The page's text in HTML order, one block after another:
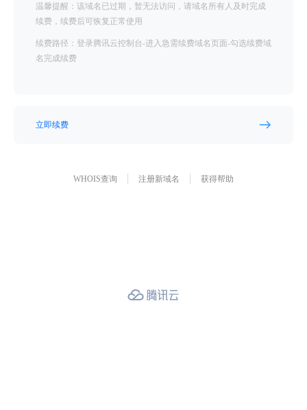
温馨提醒：该域名已过期，暂无法访问，请域名所有人及时完成
续费，续费后可恢复正常使用
续费路径：登录腾讯云控制台-进入急需续费域名页面-勾选续费域
名完成续费
立即续费
WHOIS查询 注册新域名 获得帮助